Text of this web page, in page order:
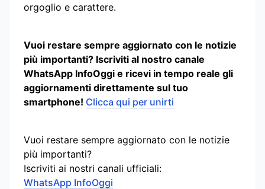
orgoglio e carattere.
Vuoi restare sempre aggiornato con le notizie
più importanti? Iscriviti al nostro canale
WhatsApp InfoOggi e ricevi in tempo reale gli
aggiornamenti direttamente sul tuo
smartphone! Clicca qui per unirti
Vuoi restare sempre aggiornato con le notizie
più importanti?
Iscriviti ai nostri canali ufficiali:
WhatsApp InfoOggi